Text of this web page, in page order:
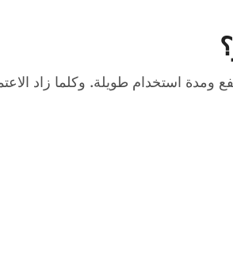
ومدة استخدام طويلة. وكلما زاد